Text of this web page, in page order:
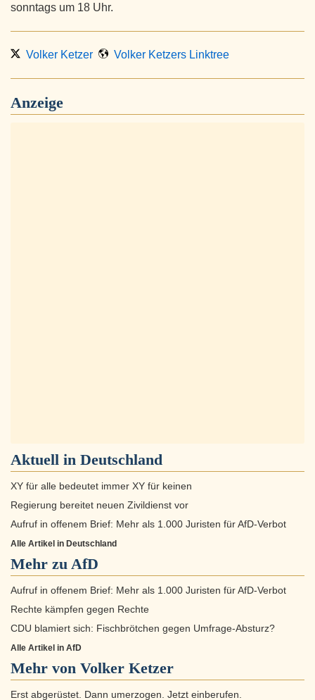
sonntags um 18 Uhr.
Volker Ketzer Volker Ketzers Linktree
Anzeige
Aktuell in Deutschland
XY für alle bedeutet immer XY für keinen
Regierung bereitet neuen Zivildienst vor
Aufruf in offenem Brief: Mehr als 1.000 Juristen für AfD-Verbot
Alle Artikel in Deutschland
Mehr zu AfD
Aufruf in offenem Brief: Mehr als 1.000 Juristen für AfD-Verbot
Rechte kämpfen gegen Rechte
CDU blamiert sich: Fischbrötchen gegen Umfrage-Absturz?
Alle Artikel in AfD
Mehr von Volker Ketzer
Erst abgerüstet. Dann umerzogen. Jetzt einberufen.